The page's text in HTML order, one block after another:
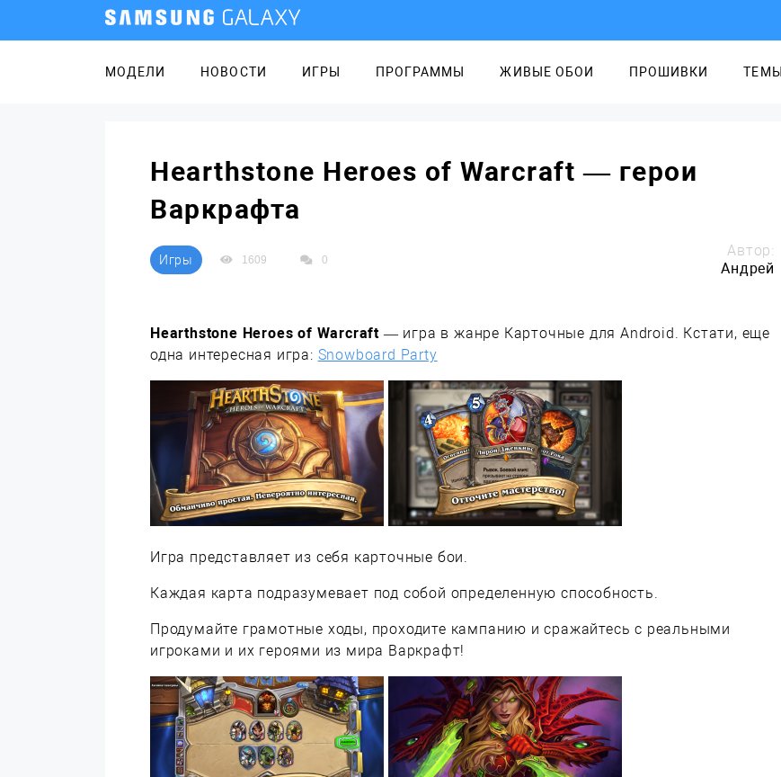
МОДЕЛИ НОВОСТИ ИГРЫ ПРОГРАММЫ ЖИВЫЕ ОБОИ ПРОШИВКИ ТЕМЫ
Hearthstone Heroes of Warcraft — герои
Варкрафта
Игры 1609 0
Автор:
Андрей
Hearthstone Heroes of Warcraft — игра в жанре Карточные для Android. Кстати, еще
одна интересная игра: Snowboard Party
Игра представляет из себя карточные бои.
Каждая карта подразумевает под собой определенную способность.
Продумайте грамотные ходы, проходите кампанию и сражайтесь с реальными
игроками и их героями из мира Варкрафт!